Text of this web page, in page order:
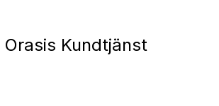
Orasis Kundtjänst